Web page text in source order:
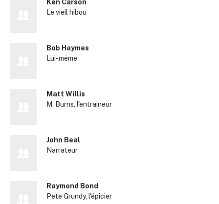
Ken Carson
Le vieil hibou
Bob Haymes
Lui-même
Matt Willis
M. Burns, l'entraîneur
John Beal
Narrateur
Raymond Bond
Pete Grundy, l'épicier